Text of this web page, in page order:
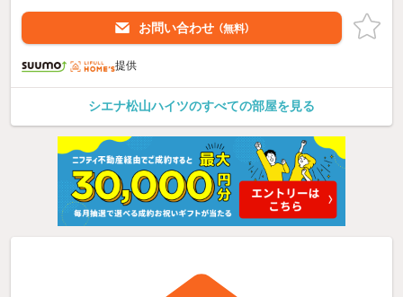
お問い合わせ （無料）
提供
シエナ松山ハイツのすべての部屋を見る